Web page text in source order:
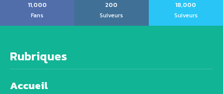
11,000
Fans
200
Suiveurs
18,000
Suiveurs
Rubriques
Accueil